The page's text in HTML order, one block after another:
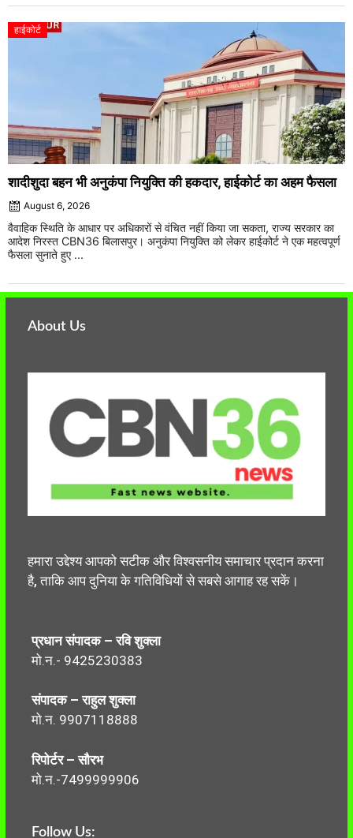
हाईकोर्ट
शादीशुदा बहन भी अनुकंपा नियुक्ति की हकदार, हाईकोर्ट का अहम फैसला
August 6, 2026
वैवाहिक स्थिति के आधार पर अधिकारों से वंचित नहीं किया जा सकता, राज्य सरकार का
आदेश निरस्त CBN36 बिलासपुर। अनुकंपा नियुक्ति को लेकर हाईकोर्ट ने एक महत्वपूर्ण
फैसला सुनाते हुए ...
About Us
हमारा उद्देश्य आपको सटीक और विश्वसनीय समाचार प्रदान करना
है, ताकि आप दुनिया के गतिविधियों से सबसे आगाह रह सकें।
प्रधान संपादक – रवि शुक्ला
मो.न.- 9425230383
संपादक – राहुल शुक्ला
मो.न. 9907118888
रिपोर्टर – सौरभ
मो.न.-7499999906
Follow Us: